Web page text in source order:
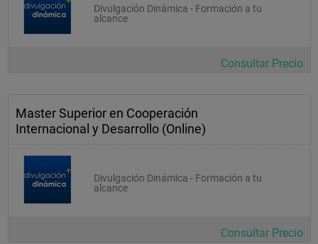
Divulgación Dinámica - Formación a tu
alcance
Consultar Precio
Master Superior en Cooperación
Internacional y Desarrollo (Online)
Divulgación Dinámica - Formación a tu
alcance
Consultar Precio